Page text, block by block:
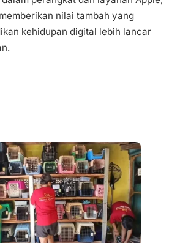
nilai tambah yang
kehidupan digital lebih lancar